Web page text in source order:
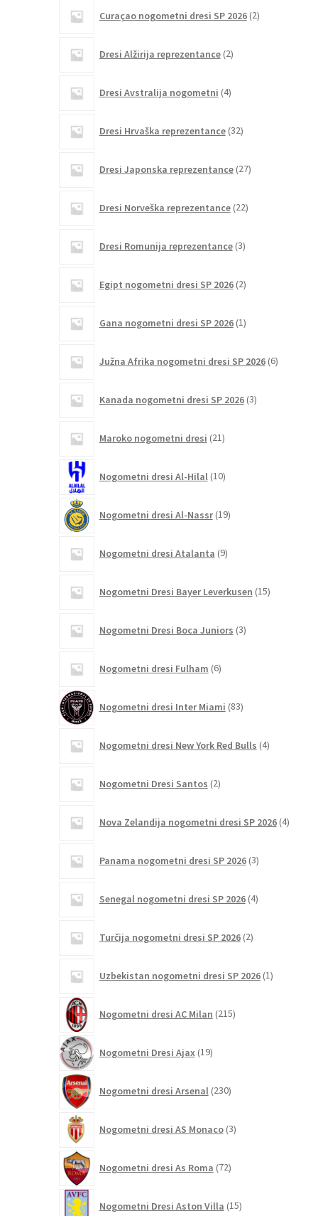
Curaçao nogometni dresi SP 2026 2izdelka
Dresi Alžirija reprezentance 2izdelka
Dresi Avstralija nogometni 4izdelki
Dresi Hrvaška reprezentance 32izdelkov
Dresi Japonska reprezentance 27izdelkov
Dresi Norveška reprezentance 22izdelkov
Dresi Romunija reprezentance 3izdelki
Egipt nogometni dresi SP 2026 2izdelka
Gana nogometni dresi SP 2026 1izdelek
Južna Afrika nogometni dresi SP 2026 6izdelkov
Kanada nogometni dresi SP 2026 3izdelki
Maroko nogometni dresi 21izdelkov
Nogometni dresi Al-Hilal 10izdelkov
Nogometni dresi Al-Nassr 19izdelkov
Nogometni dresi Atalanta 9izdelkov
Nogometni Dresi Bayer Leverkusen 15izdelkov
Nogometni Dresi Boca Juniors 3izdelki
Nogometni dresi Fulham 6izdelkov
Nogometni dresi Inter Miami 83izdelkov
Nogometni dresi New York Red Bulls 4izdelki
Nogometni Dresi Santos 2izdelka
Nova Zelandija nogometni dresi SP 2026 4izdelki
Panama nogometni dresi SP 2026 3izdelki
Senegal nogometni dresi SP 2026 4izdelki
Turčija nogometni dresi SP 2026 2izdelka
Uzbekistan nogometni dresi SP 2026 1izdelek
Nogometni dresi AC Milan 215izdelkov
Nogometni Dresi Ajax 19izdelkov
Nogometni dresi Arsenal 230izdelkov
Nogometni dresi AS Monaco 3izdelki
Nogometni dresi As Roma 72izdelkov
Nogometni Dresi Aston Villa 15izdelkov